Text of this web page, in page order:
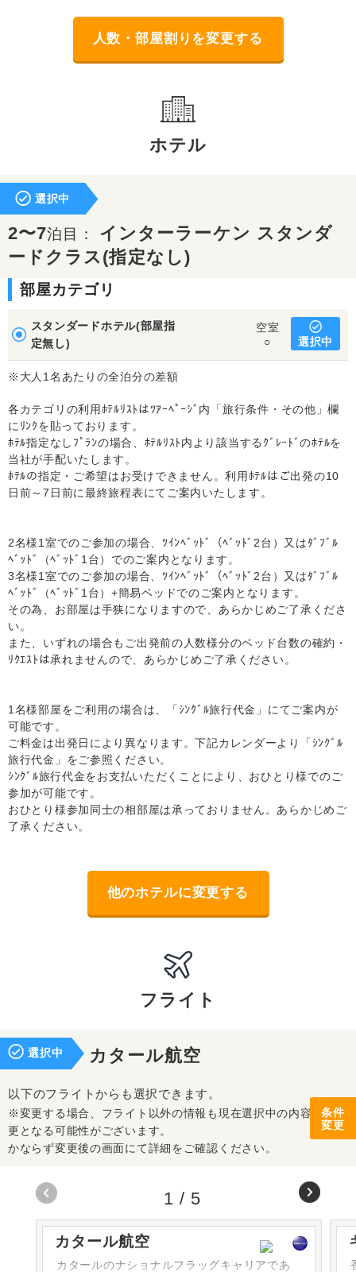
条件
変更
人数・部屋割りを変更する
ホテル
選択中
2〜7泊目： インターラーケン スタンダ
ードクラス(指定なし)
部屋カテゴリ
スタンダードホテル(部屋指
定無し)
空室
○
選択中
※大人1名あたりの全泊分の差額
各カテゴリの利用ﾎﾃﾙﾘｽﾄはﾂｱｰﾍﾟｰｼﾞ内「旅行条件・その他」欄
にﾘﾝｸを貼っております。
ﾎﾃﾙ指定なしﾌﾟﾗﾝの場合、ﾎﾃﾙﾘｽﾄ内より該当するｸﾞﾚｰﾄﾞのﾎﾃﾙを
当社が手配いたします。
ﾎﾃﾙの指定・ご希望はお受けできません。利用ﾎﾃﾙはご出発の10
日前～7日前に最終旅程表にてご案内いたします。
2名様1室でのご参加の場合、ﾂｲﾝﾍﾞｯﾄﾞ（ﾍﾞｯﾄﾞ2台）又はﾀﾞﾌﾞﾙ
ﾍﾞｯﾄﾞ（ﾍﾞｯﾄﾞ1台）でのご案内となります。
3名様1室でのご参加の場合、ﾂｲﾝﾍﾞｯﾄﾞ（ﾍﾞｯﾄﾞ2台）又はﾀﾞﾌﾞﾙ
ﾍﾞｯﾄﾞ（ﾍﾞｯﾄﾞ1台）+簡易ベッドでのご案内となります。
その為、お部屋は手狭になりますので、あらかじめご了承くださ
い。
また、いずれの場合もご出発前の人数様分のベッド台数の確約・
ﾘｸｴｽﾄは承れませんので、あらかじめご了承ください。
1名様部屋をご利用の場合は、「ｼﾝｸﾞﾙ旅行代金」にてご案内が
可能です。
ご料金は出発日により異なります。下記カレンダーより「ｼﾝｸﾞﾙ
旅行代金」をご参照ください。
ｼﾝｸﾞﾙ旅行代金をお支払いただくことにより、おひとり様でのご
参加が可能です。
おひとり様参加同士の相部屋は承っておりません。あらかじめご
了承ください。
他のホテルに変更する
フライト
選択中 カタール航空
以下のフライトからも選択できます。
※変更する場合、フライト以外の情報も現在選択中の内容から変
更となる可能性がございます。
かならず変更後の画面にて詳細をご確認ください。
カタール航空
カタールのナショナルフラッグキャリアであ
1 / 5